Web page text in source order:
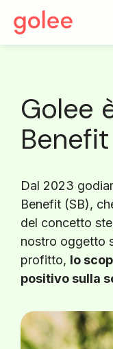
Golee
Benefit
Dal 2023
Benefit (SB),
del concetto
nostro oggetto
profitto, lo
positivo sulla